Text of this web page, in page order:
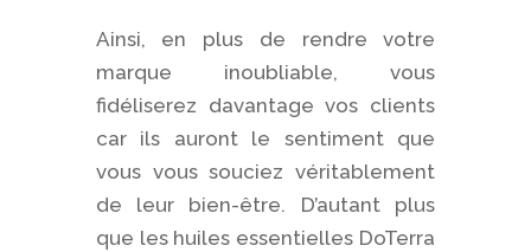
Ainsi, en plus de rendre votre
marque inoubliable, vous
fidéliserez davantage vos clients
car ils auront le sentiment que
vous vous souciez véritablement
de leur bien-être. D’autant plus
que les huiles essentielles DoTerra